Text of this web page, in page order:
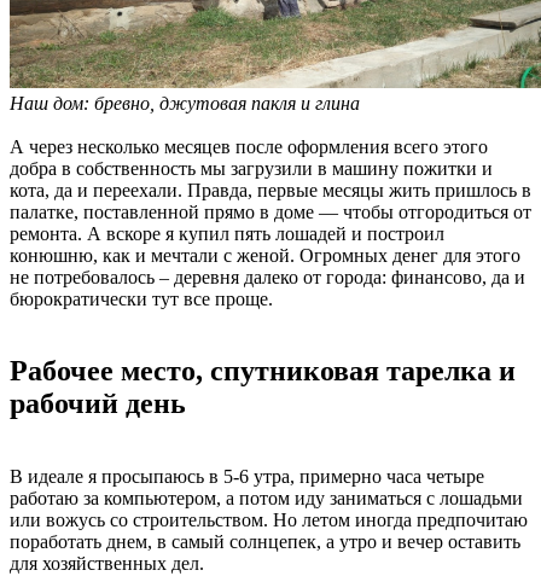
Наш дом: бревно, джутовая пакля и глина
А через несколько месяцев после оформления всего этого
добра в собственность мы загрузили в машину пожитки и
кота, да и переехали. Правда, первые месяцы жить пришлось в
палатке, поставленной прямо в доме — чтобы отгородиться от
ремонта. А вскоре я купил пять лошадей и построил
конюшню, как и мечтали с женой. Огромных денег для этого
не потребовалось – деревня далеко от города: финансово, да и
бюрократически тут все проще.
Рабочее место, спутниковая тарелка и
рабочий день
В идеале я просыпаюсь в 5-6 утра, примерно часа четыре
работаю за компьютером, а потом иду заниматься с лошадьми
или вожусь со строительством. Но летом иногда предпочитаю
поработать днем, в самый солнцепек, а утро и вечер оставить
для хозяйственных дел.